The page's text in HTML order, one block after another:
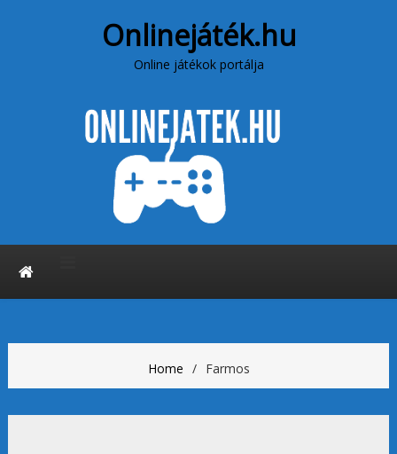
Onlinejáték.hu
Online játékok portálja
Home Farmos